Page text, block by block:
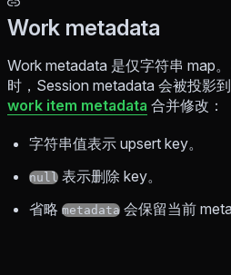
Work metadata
Work metadata 是仅字符串 map
时，Session metadata 会被投影
work item metadata 合并修改：
字符串值表示 upsert key。
null 表示删除 key。
省略 metadata 会保留当前